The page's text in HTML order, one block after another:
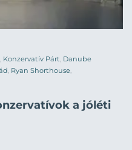
Konzervatív Párt Danube
Ryan Shorthouse
a jóléti